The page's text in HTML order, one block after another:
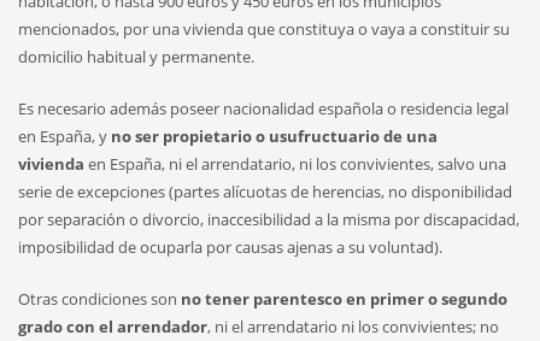
mencionados, por una vivienda que constituya o vaya a constituir su
domicilio habitual y permanente.
Es necesario además poseer nacionalidad española o residencia legal
en España, y no ser propietario o usufructuario de una
vivienda en España, ni el arrendatario, ni los convivientes, salvo una
serie de excepciones (partes alícuotas de herencias, no disponibilidad
por separación o divorcio, inaccesibilidad a la misma por discapacidad,
imposibilidad de ocuparla por causas ajenas a su voluntad).
Otras condiciones son no tener parentesco en primer o segundo
grado con el arrendador, ni el arrendatario ni los convivientes; no